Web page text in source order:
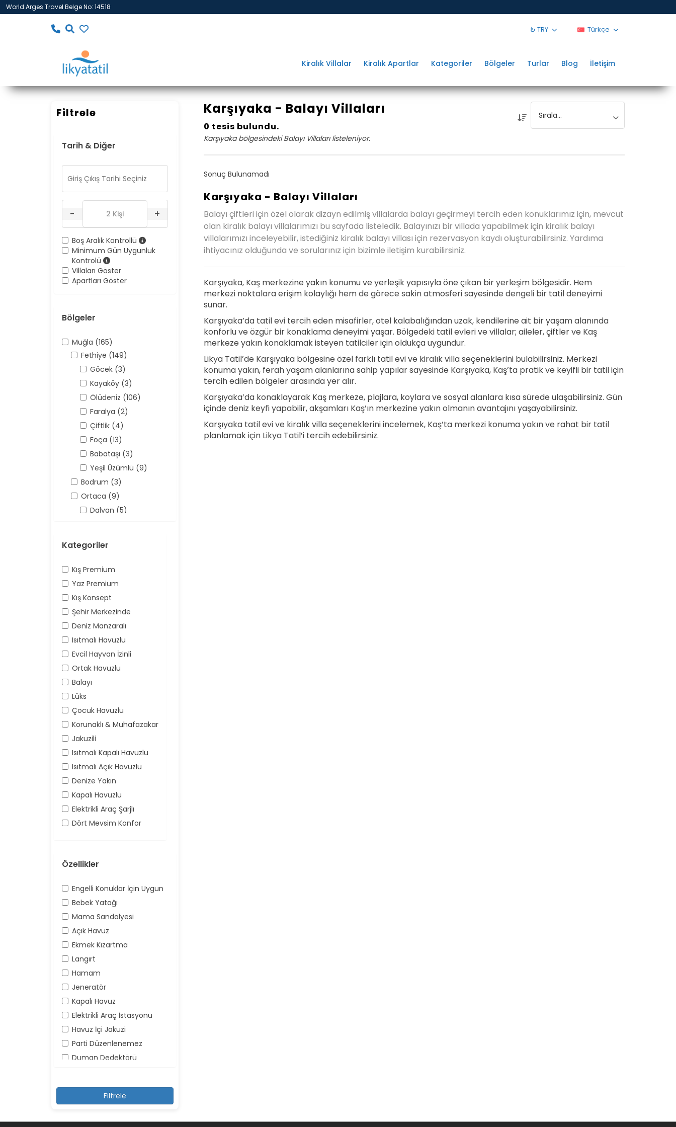
World Arges Travel Belge No: 14518
₺ TRY Türkçe
Kiralık Villalar Kiralık Apartlar Kategoriler Bölgeler Turlar Blog İletişim
Filtrele
Tarih & Diğer
- +
Boş Aralık Kontrollü
Minimum Gün Uygunluk
Kontrolü
Villaları Göster
Apartları Göster
Bölgeler
Muğla (165)
Fethiye (149)
Göcek (3)
Kayaköy (3)
Ölüdeniz (106)
Faralya (2)
Çiftlik (4)
Foça (13)
Babataşı (3)
Yeşil Üzümlü (9)
Bodrum (3)
Ortaca (9)
Dalyan (5)
Üzümlü (16)
Kategoriler
Kış Premium
Yaz Premium
Kış Konsept
Şehir Merkezinde
Deniz Manzaralı
Isıtmalı Havuzlu
Evcil Hayvan İzinli
Ortak Havuzlu
Balayı
Lüks
Çocuk Havuzlu
Korunaklı & Muhafazakar
Jakuzili
Isıtmalı Kapalı Havuzlu
Isıtmalı Açık Havuzlu
Denize Yakın
Kapalı Havuzlu
Elektrikli Araç Şarjlı
Dört Mevsim Konfor
Özellikler
Engelli Konuklar İçin Uygun
Bebek Yatağı
Mama Sandalyesi
Açık Havuz
Ekmek Kızartma
Langırt
Hamam
Jeneratör
Kapalı Havuz
Elektrikli Araç İstasyonu
Havuz İçi Jakuzi
Parti Düzenlenemez
Duman Dedektörü
Yüksek Ses Yapılamaz
Kayıt Dışı Misafir Kabul
Şemsiye ve Şezlonglar
Karşıyaka - Balayı Villaları
0 tesis bulundu.
Karşıyaka bölgesindeki Balayı Villaları listeleniyor.
Sonuç Bulunamadı
Karşıyaka - Balayı Villaları
Balayı çiftleri için özel olarak dizayn edilmiş villalarda balayı geçirmeyi tercih eden konuklarımız için, mevcut
olan kiralık balayı villalarımızı bu sayfada listeledik. Balayınızı bir villada yapabilmek için kiralık balayı
villalarımızı inceleyebilir, istediğiniz kiralık balayı villası için rezervasyon kaydı oluşturabilirsiniz. Yardıma
ihtiyacınız olduğunda ve sorularınız için bizimle iletişim kurabilirsiniz.
Karşıyaka, Kaş merkezine yakın konumu ve yerleşik yapısıyla öne çıkan bir yerleşim bölgesidir. Hem
merkezi noktalara erişim kolaylığı hem de görece sakin atmosferi sayesinde dengeli bir tatil deneyimi
sunar.
Karşıyaka’da tatil evi tercih eden misafirler, otel kalabalığından uzak, kendilerine ait bir yaşam alanında
konforlu ve özgür bir konaklama deneyimi yaşar. Bölgedeki tatil evleri ve villalar; aileler, çiftler ve Kaş
merkeze yakın konaklamak isteyen tatilciler için oldukça uygundur.
Likya Tatil’de Karşıyaka bölgesine özel farklı tatil evi ve kiralık villa seçeneklerini bulabilirsiniz. Merkezi
konuma yakın, ferah yaşam alanlarına sahip yapılar sayesinde Karşıyaka, Kaş’ta pratik ve keyifli bir tatil için
tercih edilen bölgeler arasında yer alır.
Karşıyaka’da konaklayarak Kaş merkeze, plajlara, koylara ve sosyal alanlara kısa sürede ulaşabilirsiniz. Gün
içinde deniz keyfi yapabilir, akşamları Kaş’ın merkezine yakın olmanın avantajını yaşayabilirsiniz.
Karşıyaka tatil evi ve kiralık villa seçeneklerini incelemek, Kaş’ta merkezi konuma yakın ve rahat bir tatil
planlamak için Likya Tatil’i tercih edebilirsiniz.